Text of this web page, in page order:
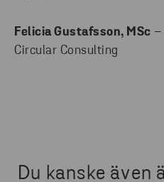
Felicia Gustafsson, MSc –
Circular Consulting
Du kanske även